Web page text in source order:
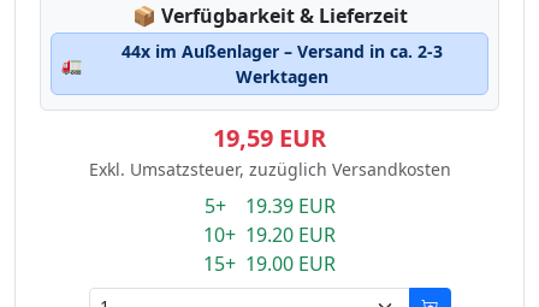
📦 Lagerstatus:
Verfügbarkeit & Lieferzeit
🚛
44x im Außenlager – Versand in ca. 2-3
Werktagen
19,59 EUR
Exkl. Umsatzsteuer, zuzüglich Versandkosten
5+ 19.39 EUR
10+ 19.20 EUR
15+ 19.00 EUR